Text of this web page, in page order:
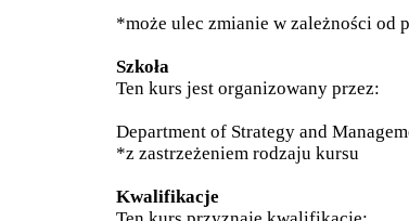
*może ulec zmianie w zależności od
Szkoła
Ten kurs jest organizowany przez:
Department of Strategy and
*z zastrzeżeniem rodzaju kursu
Kwalifikacje